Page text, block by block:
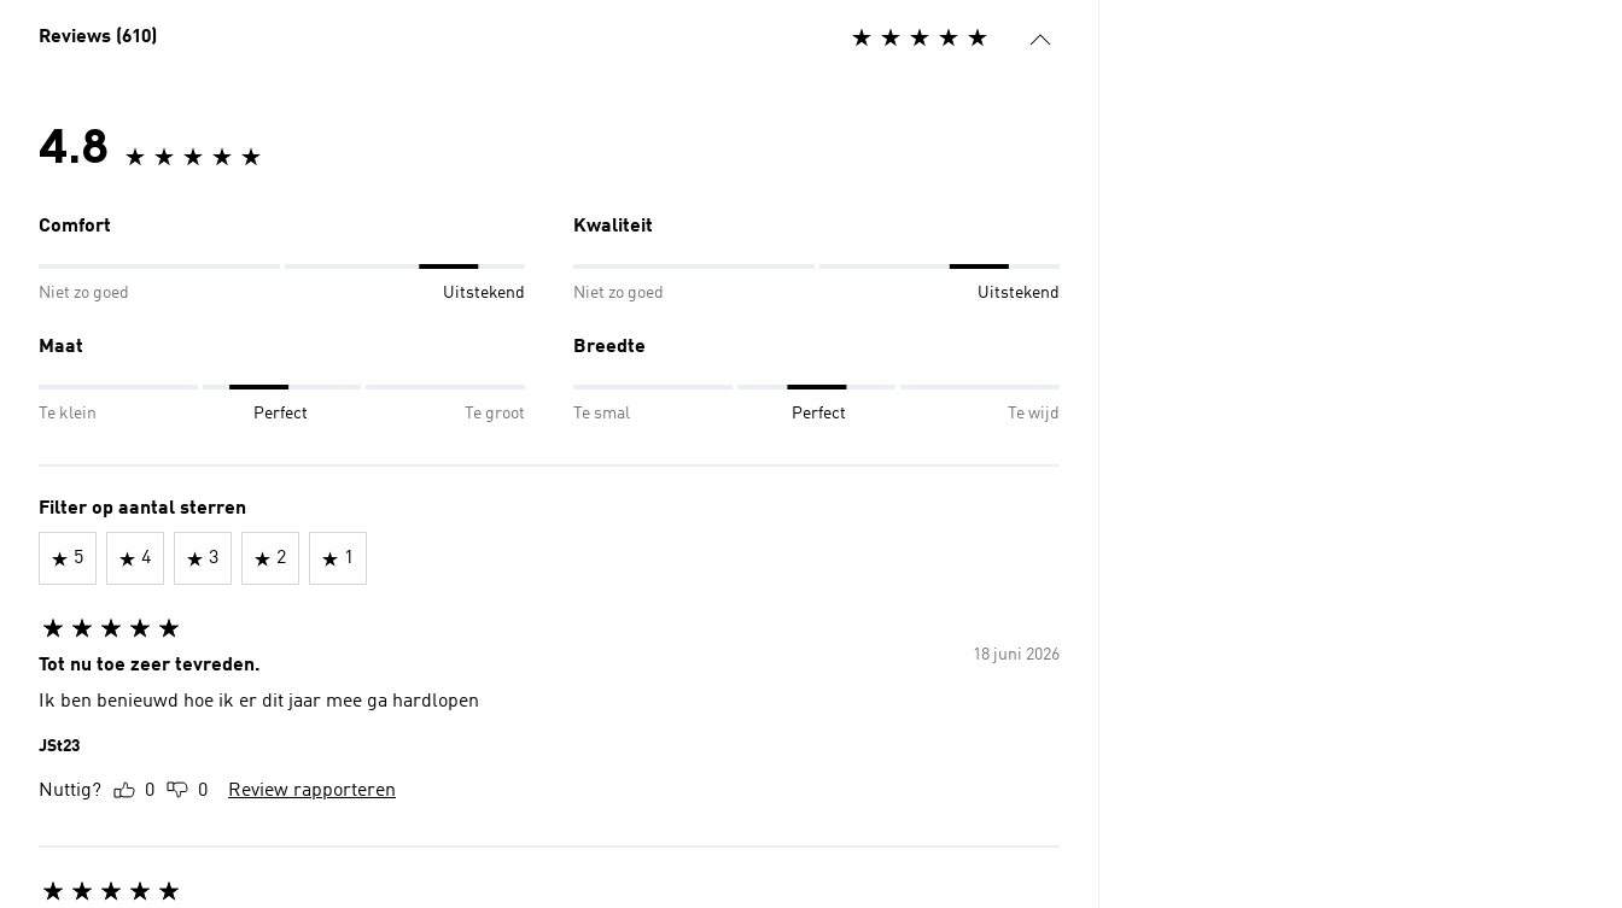
Reviews (610)
4.8
Comfort
Niet zo goed Uitstekend
Kwaliteit
Niet zo goed Uitstekend
Maat
Te klein Perfect Te groot
Breedte
Te smal Perfect Te wijd
Filter op aantal sterren
5 4 3 2 1
18 juni 2026
Tot nu toe zeer tevreden.
Ik ben benieuwd hoe ik er dit jaar mee ga hardlopen
JSt23
Nuttig? 0 0 Review rapporteren